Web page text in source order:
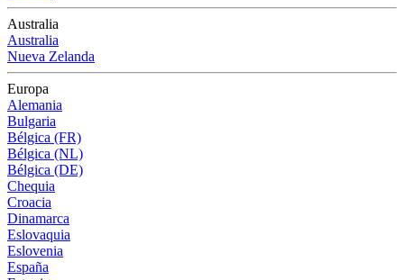
Australia
Australia
Nueva Zelanda
Europa
Alemania
Bulgaria
Bélgica (FR)
Bélgica (NL)
Bélgica (DE)
Chequia
Croacia
Dinamarca
Eslovaquia
Eslovenia
España